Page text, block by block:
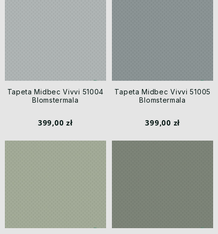
Tapeta Midbec Vivvi 51004
Blomstermala
399,00 zł
Tapeta Midbec Vivvi 51005
Blomstermala
399,00 zł